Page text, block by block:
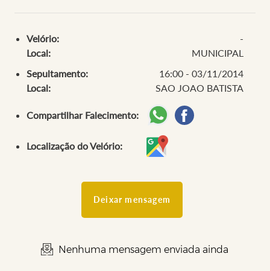
Velório:
-
Local:
MUNICIPAL
Sepultamento:
16:00 - 03/11/2014
Local:
SAO JOAO BATISTA
Compartilhar Falecimento:
Localização do Velório:
Deixar mensagem
Nenhuma mensagem enviada ainda